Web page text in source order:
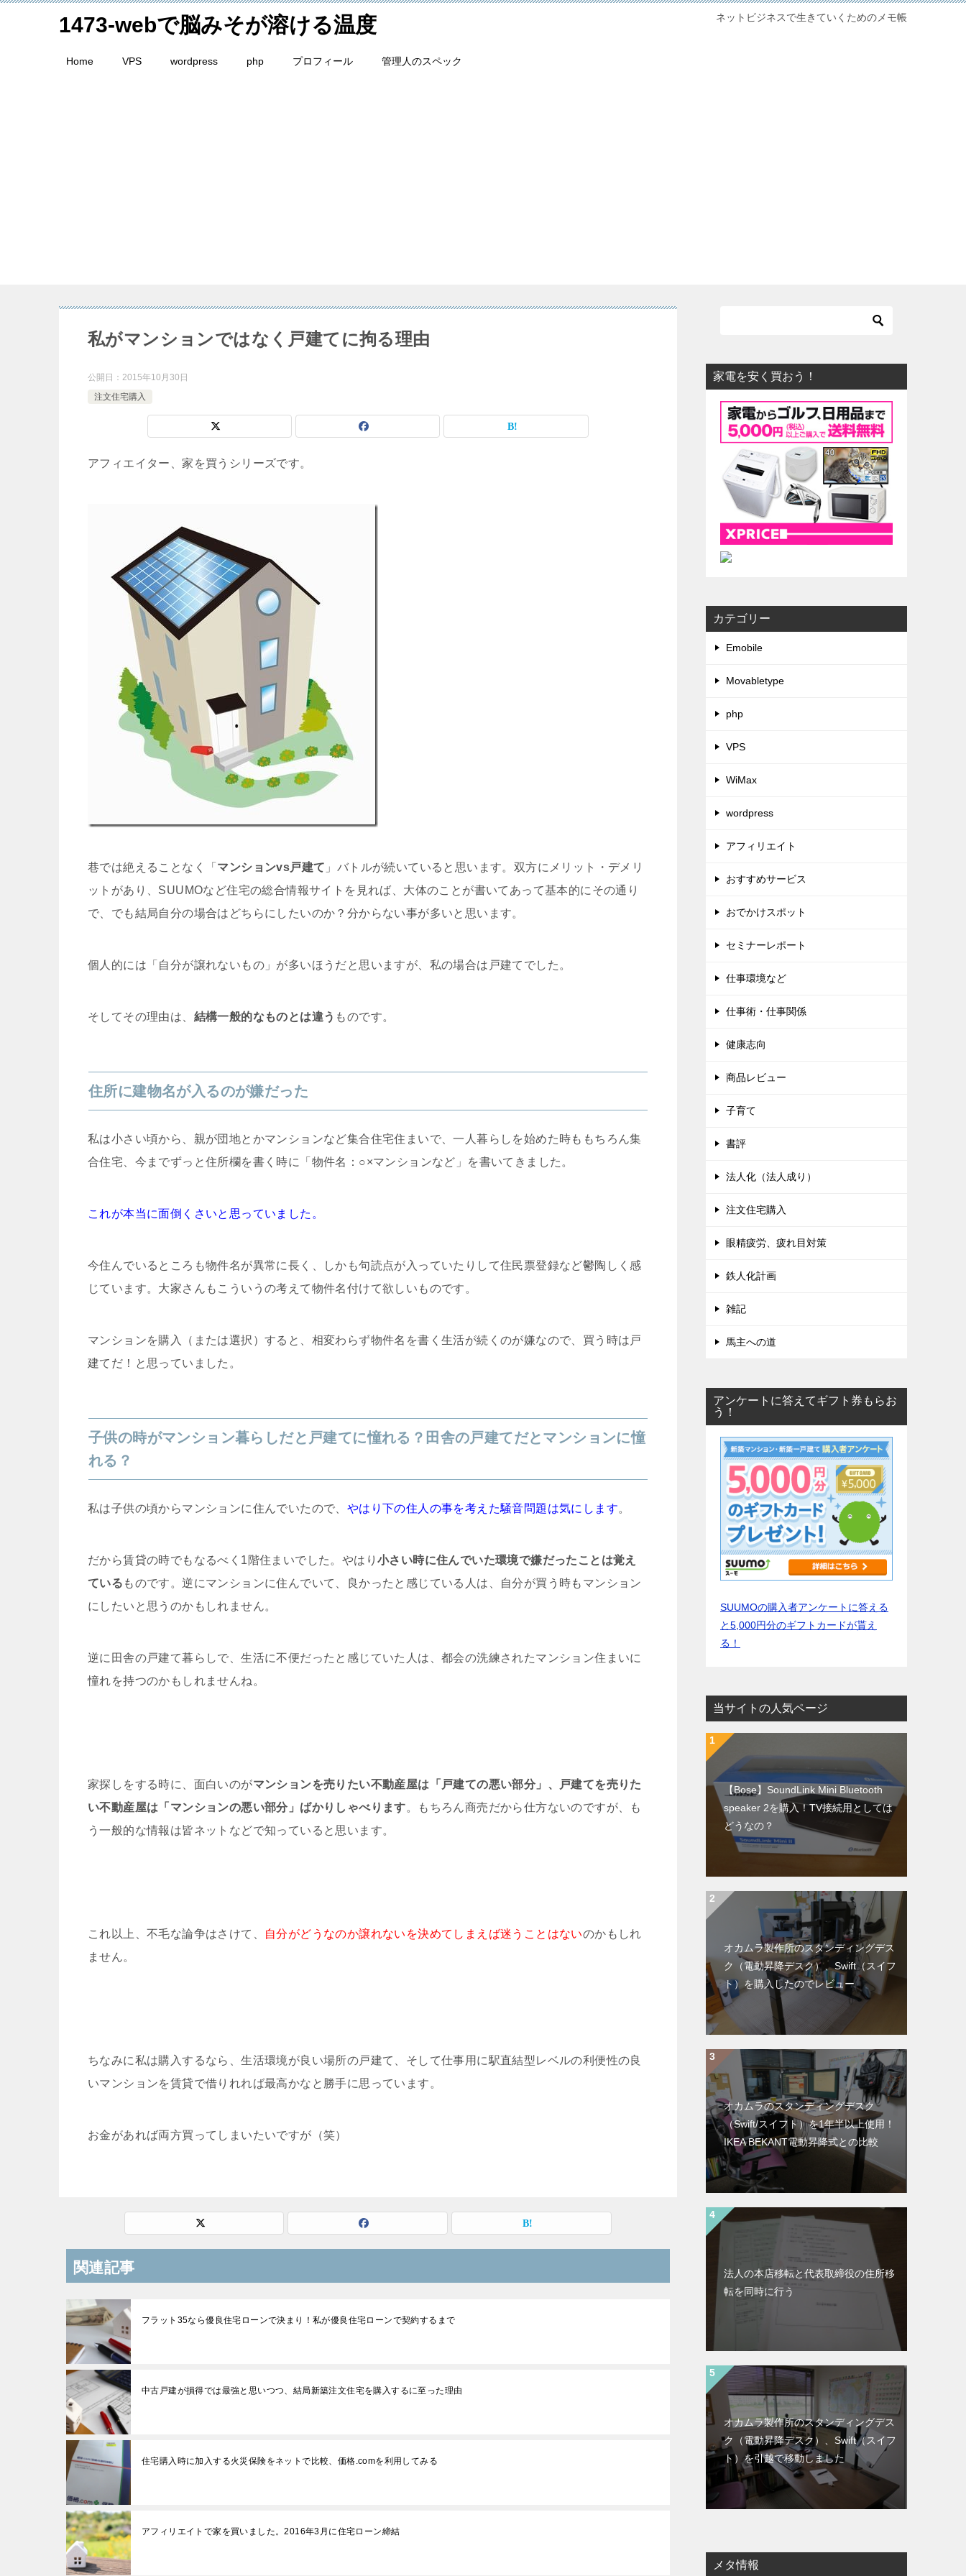
1473-webで脳みそが溶ける温度 ネットビジネスで生きていくためのメモ帳
Home VPS wordpress php プロフィール 管理人のスペック
私がマンションではなく戸建てに拘る理由
公開日： 2015年10月30日
注文住宅購入
アフィエイター、家を買うシリーズです。
巷では絶えることなく「 マンションvs戸建て 」バトルが続いていると思います。双方にメリット・デメリ
ットがあり、SUUMOなど住宅の総合情報サイトを見れば、大体のことが書いてあって基本的にその通り
で、でも結局自分の場合はどちらにしたいのか？分からない事が多いと思います。
個人的には「自分が譲れないもの」が多いほうだと思いますが、私の場合は戸建てでした。
そしてその理由は、 結構一般的なものとは違う ものです。
住所に建物名が入るのが嫌だった
私は小さい頃から、親が団地とかマンションなど集合住宅住まいで、一人暮らしを始めた時ももちろん集
合住宅、今までずっと住所欄を書く時に「物件名：○×マンションなど」を書いてきました。
これが本当に面倒くさいと思っていました。
今住んでいるところも物件名が異常に長く、しかも句読点が入っていたりして住民票登録など鬱陶しく感
じています。大家さんもこういうの考えて物件名付けて欲しいものです。
マンションを購入（または選択）すると、相変わらず物件名を書く生活が続くのが嫌なので、買う時は戸
建てだ！と思っていました。
子供の時がマンション暮らしだと戸建てに憧れる？田舎の戸建てだとマンションに憧
れる？
私は子供の頃からマンションに住んでいたので、 やはり下の住人の事を考えた騒音問題は気にします。
だから賃貸の時でもなるべく1階住まいでした。やはり 小さい時に住んでいた環境で嫌だったことは覚え
ている ものです。逆にマンションに住んでいて、良かったと感じている人は、自分が買う時もマンション
にしたいと思うのかもしれません。
逆に田舎の戸建て暮らしで、生活に不便だったと感じていた人は、都会の洗練されたマンション住まいに
憧れを持つのかもしれませんね。
家探しをする時に、面白いのがマンションを売りたい不動産屋は「戸建ての悪い部分」、戸建てを売りた
い不動産屋は「マンションの悪い部分」ばかりしゃべります。もちろん商売だから仕方ないのですが、も
う一般的な情報は皆ネットなどで知っていると思います。
これ以上、不毛な論争はさけて、 自分がどうなのか譲れないを決めてしまえば迷うことはないのかもしれ
ません。
ちなみに私は購入するなら、生活環境が良い場所の戸建て、そして仕事用に駅直結型レベルの利便性の良
いマンションを賃貸で借りれれば最高かなと勝手に思っています。
お金があれば両方買ってしまいたいですが（笑）
関連記事
フラット35なら優良住宅ローンで決まり！私が優良住宅ローンで契約するまで
中古戸建が損得では最強と思いつつ、結局新築注文住宅を購入するに至った理由
住宅購入時に加入する火災保険をネットで比較、価格.comを利用してみる
アフィリエイトで家を買いました。2016年3月に住宅ローン締結
家電を安く買おう！
カテゴリー
Emobile
Movabletype
php
VPS
WiMax
wordpress
アフィリエイト
おすすめサービス
おでかけスポット
セミナーレポート
仕事環境など
仕事術・仕事関係
健康志向
商品レビュー
子育て
書評
法人化（法人成り）
注文住宅購入
眼精疲労、疲れ目対策
鉄人化計画
雑記
馬主への道
アンケートに答えてギフト券もらお
う！
SUUMOの購入者アンケートに答える
と5,000円分のギフトカードが貰え
る！
当サイトの人気ページ
【Bose】SoundLink Mini Bluetooth
speaker 2を購入！TV接続用としては
どうなの？
オカムラ製作所のスタンディングデス
ク（電動昇降デスク）、Swift（スイフ
ト）を購入したのでレビュー
オカムラのスタンディングデスク
（Swift/スイフト）を1年半以上使用！
IKEA BEKANT電動昇降式との比較
法人の本店移転と代表取締役の住所移
転を同時に行う
オカムラ製作所のスタンディングデス
ク（電動昇降デスク）、Swift（スイフ
ト）を引越で移動しました
メタ情報